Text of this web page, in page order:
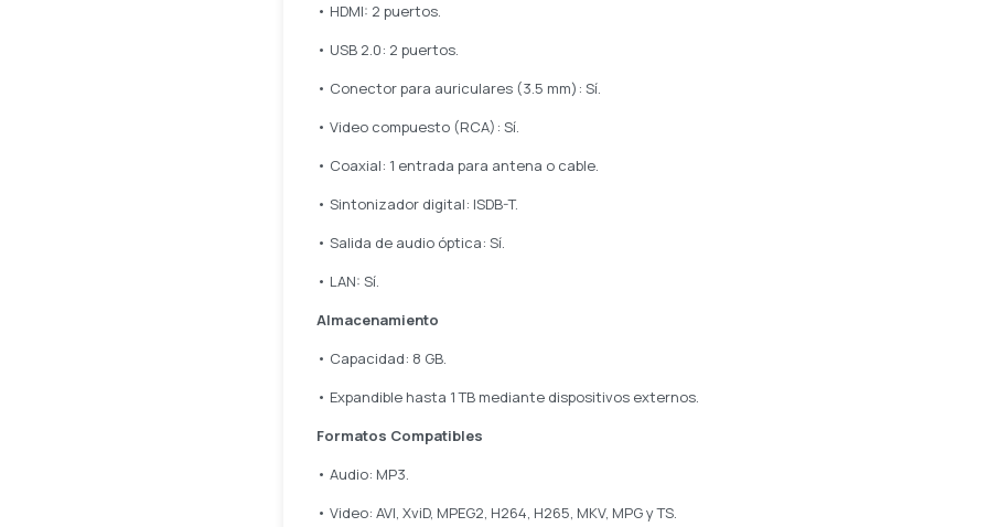
• HDMI: 2 puertos.
• USB 2.0: 2 puertos.
• Conector para auriculares (3.5 mm): Sí.
• Video compuesto (RCA): Sí.
• Coaxial: 1 entrada para antena o cable.
• Sintonizador digital: ISDB-T.
• Salida de audio óptica: Sí.
• LAN: Sí.
Almacenamiento
• Capacidad: 8 GB.
• Expandible hasta 1 TB mediante dispositivos externos.
Formatos Compatibles
• Audio: MP3.
• Video: AVI, XviD, MPEG2, H264, H265, MKV, MPG y TS.